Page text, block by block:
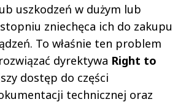
uszkodzeń w dużym lub
zniechęca ich do zakupu
To właśnie ten problem
dyrektywa Right to
dostęp do części
technicznej oraz